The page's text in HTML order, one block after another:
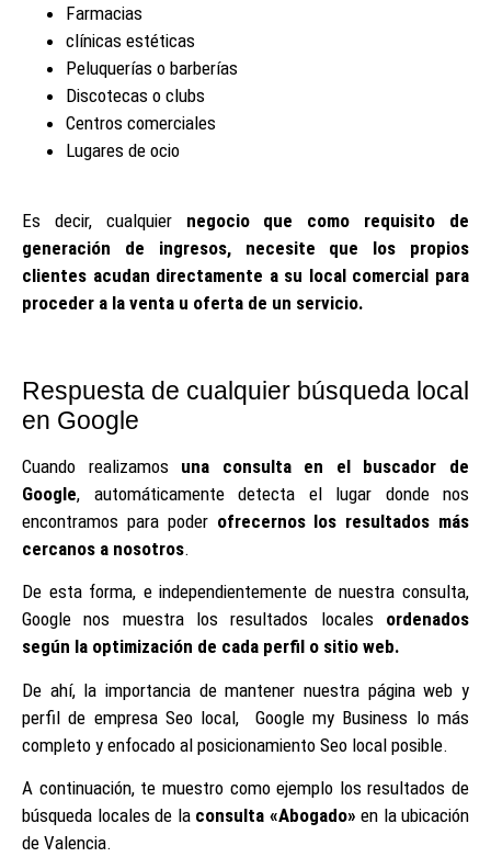
Farmacias
clínicas estéticas
Peluquerías o barberías
Discotecas o clubs
Centros comerciales
Lugares de ocio
Es decir, cualquier negocio que como requisito de
generación de ingresos, necesite que los propios
clientes acudan directamente a su local comercial para
proceder a la venta u oferta de un servicio.
Respuesta de cualquier búsqueda local
en Google
Cuando realizamos una consulta en el buscador de
Google, automáticamente detecta el lugar donde nos
encontramos para poder ofrecernos los resultados más
cercanos a nosotros.
De esta forma, e independientemente de nuestra consulta,
Google nos muestra los resultados locales ordenados
según la optimización de cada perfil o sitio web.
De ahí, la importancia de mantener nuestra página web y
perfil de empresa Seo local, Google my Business lo más
completo y enfocado al posicionamiento Seo local posible.
A continuación, te muestro como ejemplo los resultados de
búsqueda locales de la consulta «Abogado» en la ubicación
de Valencia.